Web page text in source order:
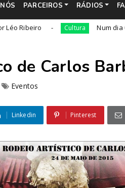
PARCEIROS RÁDIOS
Cultura Num dia 02 de
de Carlos
Eventos
Linkedin Pinterest